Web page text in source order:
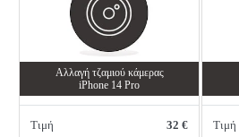
Αλλαγή τζαμιού κάμερας
iPhone 14 Pro
Τιμή 32 € Τιμή